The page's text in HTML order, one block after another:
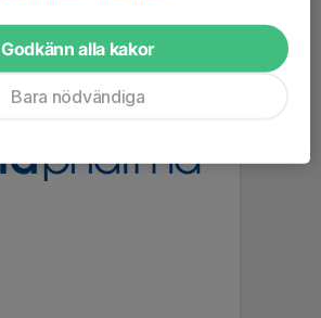
Godkänn alla kakor
Bara nödvändiga